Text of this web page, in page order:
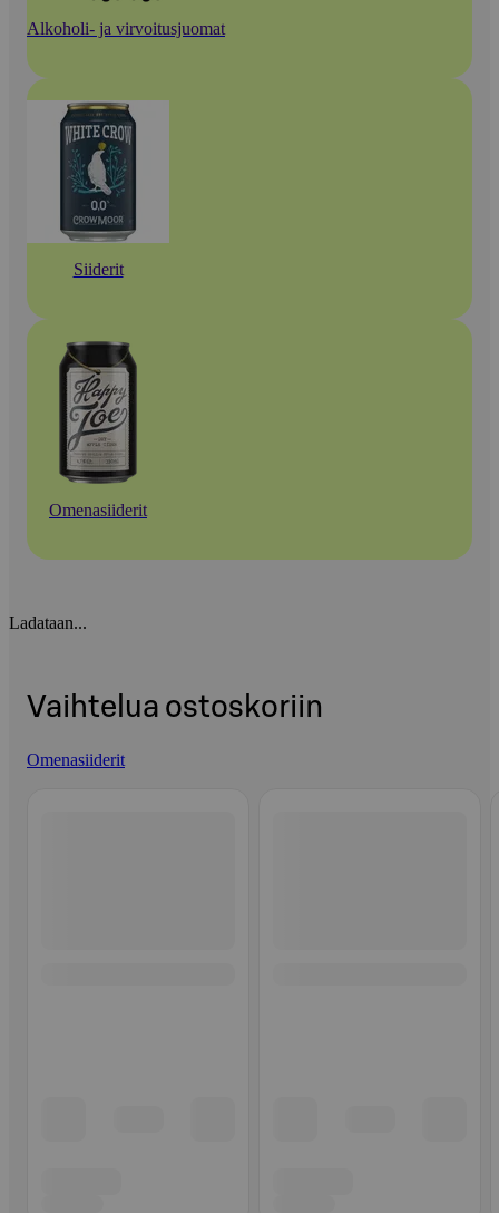
Alkoholi- ja virvoitusjuomat
Siiderit
Omenasiiderit
Ladataan...
Vaihtelua ostoskoriin
Omenasiiderit